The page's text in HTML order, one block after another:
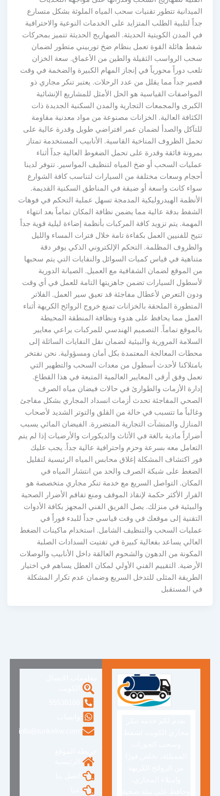
الميدانية تتطور تقنيات سحب المياه الملوثة بشكل متسارع
جداً لتلبية الطلب المتزايد على الخدمات النوعية والاحترافية
في المدن الكويتية الحديثة. الصهاريج الحديثة تتميز بمحركات
شفط هائلة القوة تعمل بنظام ضخ توربيني متطور لضمان
سحب الرواسب الثقيلة والطين من الأعماق. سعة الخزان
تلعب دوراً محورياً في إنجاز المهام الكبيرة والضخمة في وقت
قصير جداً مما يقلل من عدد الرحلات. يعتبر تنكر مجاري ذو
المواصفات القياسية هو الحل الأمثل للمشاريع الإنشائية
الكبرى والمجمعات التجارية والمدن السكنية الجديدة ذات
الكثافة العالية. الخزانات مصنوعة من مواد معدنية مقاومة
للتآكل والصدأ لضمان عمر افتراضي طويل وقدرة عالية على
تحمل الظروف المناخية القاسية. الأنابيب المستخدمة تمتاز
بمرونة فائقة وقدرة على تحمل الضغوط العالية جداً أثناء
عمليات السحب أو ضخ المياه لتنظيف المواسير. تتوفر لدينا
أحجام وسعات مختلفة من السيارات لتناسب كافة الشوارع
سواء كانت واسعة أو ضيقة في المناطق السكنية القديمة.
الأنظمة الهيدروليكية المدمجة تسهل عملية التحكم في فوهات
الشفط بدقة عالية مما يضمن نظافة المكان تماماً بعد انتهاء
المهمة. يتم تزويد كافة المركبات بأنظمة إضاءة ليلية قوية جداً
تتيح للفنيين العمل بكفاءة تامة خلال فترات المساء والليل
والظروف المظلمة. التحكم الإلكتروني الذكي يوفر دقة
متناهية في قياس كميات السوائل والنفايات التي يتم سحبها
من الموقع لضمان الشفافية مع العميل. الصيانة الدورية
لأسطول السيارات تضمن جاهزيتها التامة للعمل في أي وقت
ودون التعرض لأعطال مفاجئة قد تعيق سير العمل. الفلاتر
المتطورة الملحقة بالخزانات تمنع خروج الروائح الكريهة أثناء
العمل مما يحافظ على هدوء ونظافة المنطقة المحيطة
بالموقع تماماً. التصميم الهندسي للمركبات يراعي معايير
السلامة المرورية والبيئية لضمان نقل النفايات السائلة إلى
محطات المعالجة المعتمدة بكل أمان ومسؤولية. نحن نفتخر
بامتلاكنا لأحدث أسطول من معدات السحب والتطهير التي
تعمل وفق أرقى المعايير العالمية المتبعة في هذا القطاع.
إدارة الأزمات والطوارئ في حالات فيضان مياه الصرف
الصحي المفاجئة تحدث أزمات انسداد المجاري بشكل مفاجئ
وغالباً ما تتسبب في حالة من القلق والتوتر الشديد لأصحاب
المنازل والمنشآت التجارية المتضررة. الفيضان المائي يسبب
أضراراً مادية بالغة في الأثاث والديكورات والأرضيات إذا لم يتم
التعامل معه بسرعة وحزم واحترافية عالية جداً. يجب عليك
فور اكتشاف المشكلة إغلاق محابس المياه الرئيسية لتقليل
الضغط على شبكة الصرف والحد من انتشار المياه في
المكان. التواصل السريع مع خدمة تنكر مجاري متخصصة هو
القرار الأكثر حكمة لإنقاذ الموقف ومنع تفاقم الأضرار الصحية
والبيئية في منزلك. يصل الفريق الفني المجهز بكافة الأدوات
التقنية إلى موقعك في وقت قياسي جداً للبدء فوراً في
عمليات السحب والتنظيف الشامل. استخدام ماكينات الضغط
العالي يساعد بفعالية كبيرة في تفتيت السدادات الصلبة
المكونة من الدهون والشحوم العالقة داخل الأنابيب والوصلات
الأرضية. التقييم الفني الأولي لمكان العطل يساهم في اختيار
الطريقة المثلى للتدخل السريع وضمان عدم تكرار المشكلة
في المستقبل
info@tunkirkw.com